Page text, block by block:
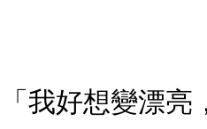
「我好想變漂